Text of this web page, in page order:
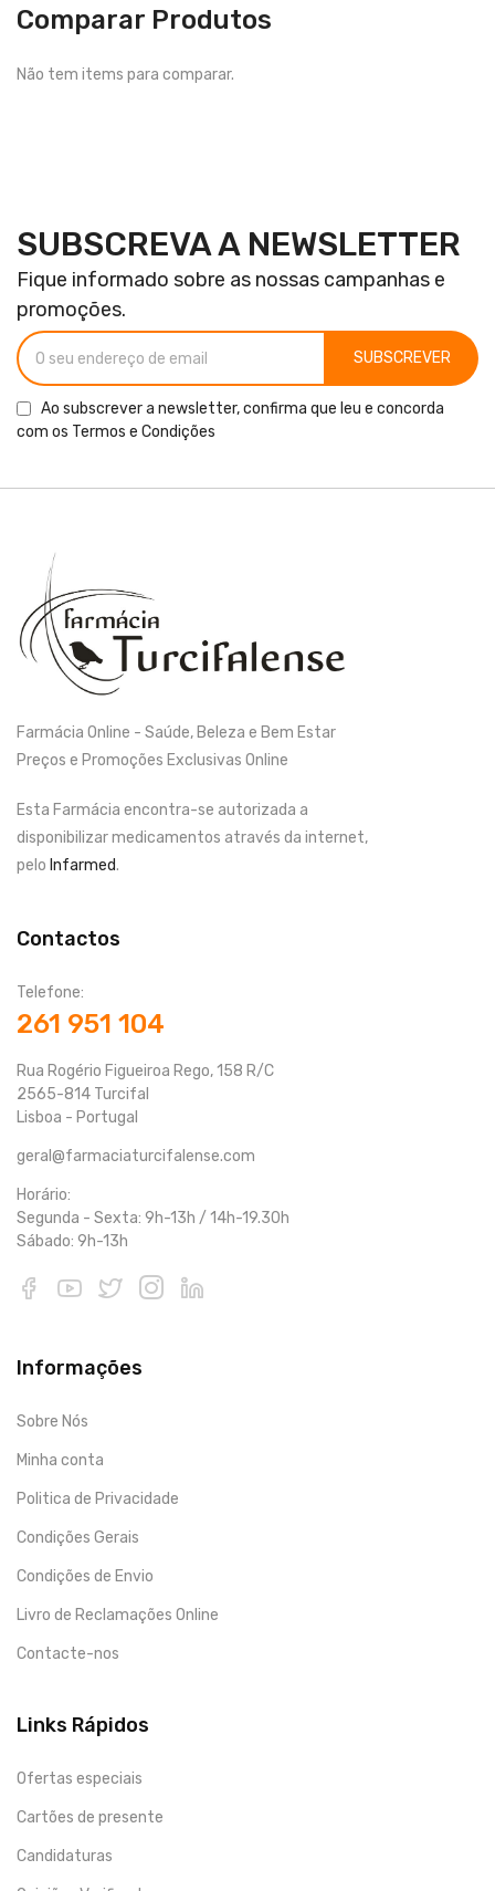
Comparar Produtos
Não tem items para comparar.
SUBSCREVA A NEWSLETTER
Fique informado sobre as nossas campanhas e
promoções.
SUBSCREVER
Ao subscrever a newsletter, confirma que leu e concorda
com os Termos e Condições
Farmácia Online - Saúde, Beleza e Bem Estar
Preços e Promoções Exclusivas Online
Esta Farmácia encontra-se autorizada a
disponibilizar medicamentos através da internet,
pelo Infarmed.
Contactos
Telefone:
261 951 104
Rua Rogério Figueiroa Rego, 158 R/C
2565-814 Turcifal
Lisboa - Portugal
geral@farmaciaturcifalense.com
Horário:
Segunda - Sexta: 9h-13h / 14h-19.30h
Sábado: 9h-13h
Informações
Sobre Nós
Minha conta
Politica de Privacidade
Condições Gerais
Condições de Envio
Livro de Reclamações Online
Contacte-nos
Links Rápidos
Ofertas especiais
Cartões de presente
Candidaturas